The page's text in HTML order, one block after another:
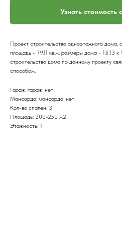
Узнать стоимость
Проект строительства одноэтажного
площадь - 79.11 кв.м, размеры дома - 15.13
строительства дома по данному проекту
способом.
Гараж: гараж: нет
Мансарда: мансарда: нет
Кол-во спален: 3
Площадь: 200-250 м2
Этажность: 1